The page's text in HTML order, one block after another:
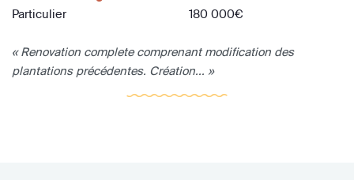
Particulier
180 000€
« Renovation complete comprenant modification des
plantations précédentes. Création... »